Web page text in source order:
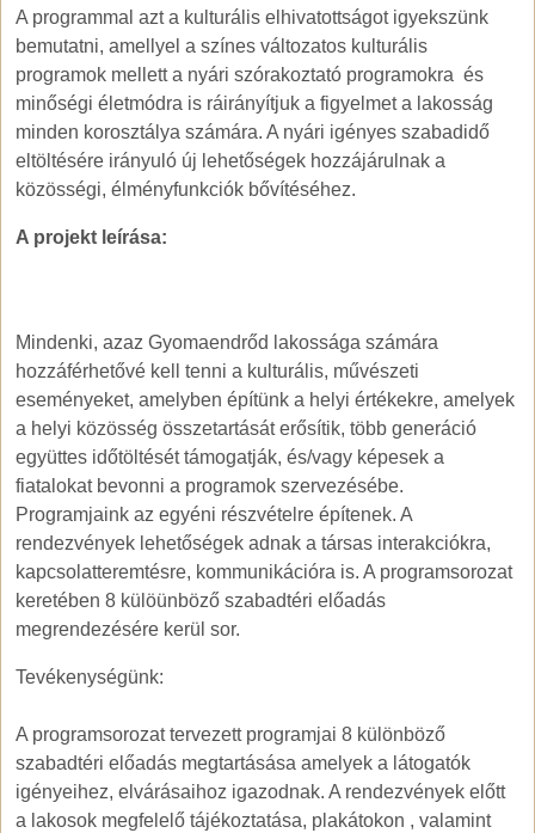
A programmal azt a kulturális elhivatottságot igyekszünk
bemutatni, amellyel a színes változatos kulturális
programok mellett a nyári szórakoztató programokra és
minőségi életmódra is ráirányítjuk a figyelmet a lakosság
minden korosztálya számára. A nyári igényes szabadidő
eltöltésére irányuló új lehetőségek hozzájárulnak a
közösségi, élményfunkciók bővítéséhez.
A projekt leírása:
Mindenki, azaz Gyomaendrőd lakossága számára
hozzáférhetővé kell tenni a kulturális, művészeti
eseményeket, amelyben építünk a helyi értékekre, amelyek
a helyi közösség összetartását erősítik, több generáció
együttes időtöltését támogatják, és/vagy képesek a
fiatalokat bevonni a programok szervezésébe.
Programjaink az egyéni részvételre építenek. A
rendezvények lehetőségek adnak a társas interakciókra,
kapcsolatteremtésre, kommunikációra is. A programsorozat
keretében 8 külöünböző szabadtéri előadás
megrendezésére kerül sor.
Tevékenységünk:
A programsorozat tervezett programjai 8 különböző
szabadtéri előadás megtartásása amelyek a látogatók
igényeihez, elvárásaihoz igazodnak. A rendezvények előtt
a lakosok megfelelő tájékoztatása, plakátokon , valamint